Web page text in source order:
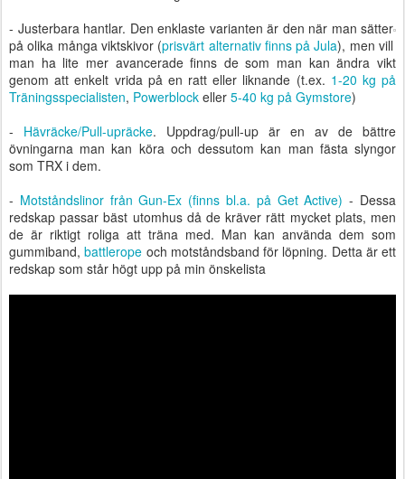
- Justerbara hantlar. Den enklaste varianten är den när man sätter
på olika många viktskivor (prisvärt alternativ finns på Jula), men vill
man ha lite mer avancerade finns de som man kan ändra vikt
genom att enkelt vrida på en ratt eller liknande (t.ex. 1-20 kg på
Träningsspecialisten, Powerblock eller 5-40 kg på Gymstore)
- Hävräcke/Pull-upräcke. Uppdrag/pull-up är en av de bättre
övningarna man kan köra och dessutom kan man fästa slyngor
som TRX i dem.
- Motståndslinor från Gun-Ex (finns bl.a. på Get Active) - Dessa
redskap passar bäst utomhus då de kräver rätt mycket plats, men
de är riktigt roliga att träna med. Man kan använda dem som
gummiband,battlerope och motståndsband för löpning. Detta är ett
redskap som står högt upp på min önskelista